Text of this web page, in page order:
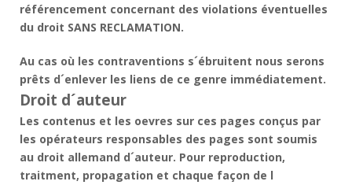
référencement concernant des violations éventuelles
du droit SANS RECLAMATION.
Au cas où les contraventions s´ébruitent nous serons
prêts d´enlever les liens de ce genre immédiatement.
Droit d´auteur
Les contenus et les oevres sur ces pages conçus par
les opérateurs responsables des pages sont soumis
au droit allemand d´auteur. Pour reproduction,
traitment, propagation et chaque façon de l